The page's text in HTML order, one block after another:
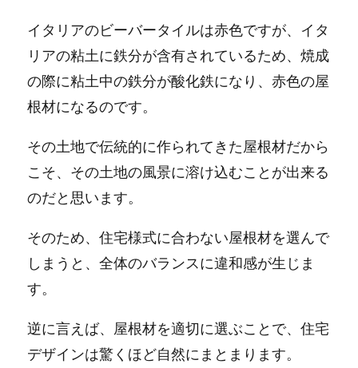
イタリアのビーバータイルは赤色ですが、イタ
リアの粘土に鉄分が含有されているため、焼成
の際に粘土中の鉄分が酸化鉄になり、赤色の屋
根材になるのです。
その土地で伝統的に作られてきた屋根材だから
こそ、その土地の風景に溶け込むことが出来る
のだと思います。
そのため、住宅様式に合わない屋根材を選んで
しまうと、全体のバランスに違和感が生じま
す。
逆に言えば、屋根材を適切に選ぶことで、住宅
デザインは驚くほど自然にまとまります。